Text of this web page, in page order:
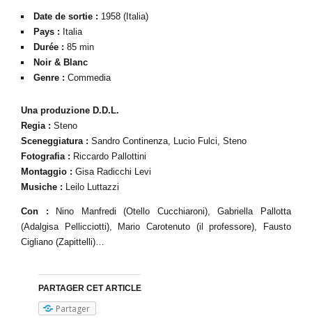
Date de sortie : 1958 (Italia)
Pays : Italia
Durée : 85 min
Noir & Blanc
Genre : Commedia
Una produzione D.D.L.
Regia : Steno
Sceneggiatura : Sandro Continenza, Lucio Fulci, Steno
Fotografia : Riccardo Pallottini
Montaggio : Gisa Radicchi Levi
Musiche : Leilo Luttazzi
Con : Nino Manfredi (Otello Cucchiaroni), Gabriella Pallotta
(Adalgisa Pellicciotti), Mario Carotenuto (il professore), Fausto
Cigliano (Zapittelli)…
PARTAGER CET ARTICLE
Partager